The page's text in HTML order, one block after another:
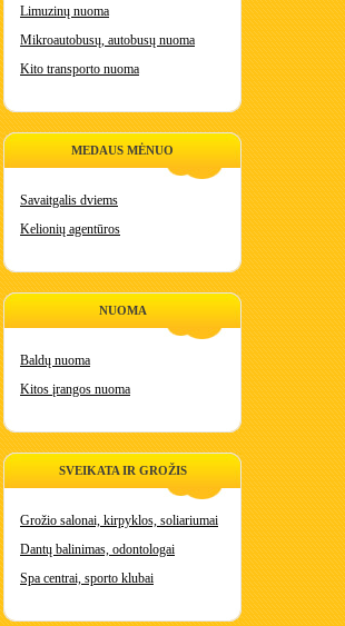
Limuzinų nuoma
Mikroautobusų, autobusų nuoma
Kito transporto nuoma
MEDAUS MĖNUO
Savaitgalis dviems
Kelionių agentūros
NUOMA
Baldų nuoma
Kitos įrangos nuoma
SVEIKATA IR GROŽIS
Grožio salonai, kirpyklos, soliariumai
Dantų balinimas, odontologai
Spa centrai, sporto klubai